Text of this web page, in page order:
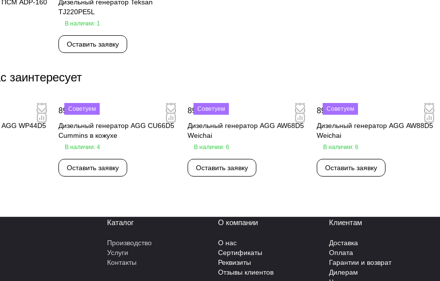
ПСМ ADP-160
Дизельный генератор Teksan
TJ220PE5L
В наличии: 1
Оставить заявку
заинтересует
WP44D5
Советуем
890 000 ₽
Дизельный генератор AGG CU66D5
Cummins в кожухе
В наличии: 4
Оставить заявку
Советуем
890 000 ₽
Дизельный генератор AGG AW68D5
Weichai
В наличии: 6
Оставить заявку
Советуем
890 000 ₽
Дизельный генератор AGG AW88D5
Weichai
В наличии: 6
Оставить заявку
Каталог
Производство
Услуги
Контакты
О компании
О нас
Сертификаты
Реквизиты
Отзывы клиентов
Клиентам
Доставка
Оплата
Гарантии и возврат
Дилерам